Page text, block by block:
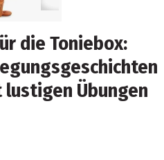
die Toniebox:
Übungen